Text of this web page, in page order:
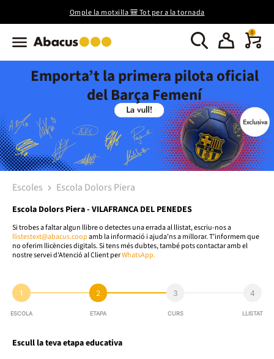
Omple la motxilla 🎒 Tot per a la tornada
0
Emporta’t la primera pilota oficial
del Barça Femení
Escoles Escola Dolors Piera
Escola Dolors Piera - VILAFRANCA DEL PENEDES
Si trobes a faltar algun llibre o detectes una errada al llistat, escriu-nos a
llistestext@abacus.coopamb la informació i ajuda'ns a millorar. T’informem que
no oferim llicències digitals. Si tens més dubtes, també pots contactar amb el
nostre servei d'Atenció al Client perWhatsApp.
1
ESCOLA
2
ETAPA
3
CURS
4
LLISTAT
Escull la teva etapa educativa